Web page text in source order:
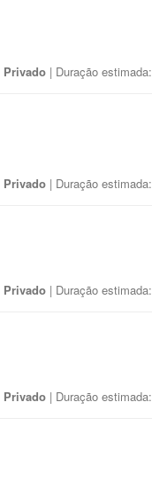
Privado | Duração estimada:
Privado | Duração estimada:
Privado | Duração estimada:
Privado | Duração estimada: